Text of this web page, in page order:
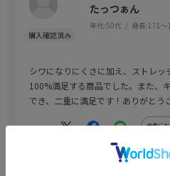
たっつぁん
年代:50代 身長:171～
シワになりにくさに加え、ストレッ
100%満足する商品でした。また、
でき、二重に満足です！ありがとう
参考に